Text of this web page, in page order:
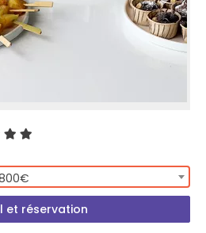
et réservation